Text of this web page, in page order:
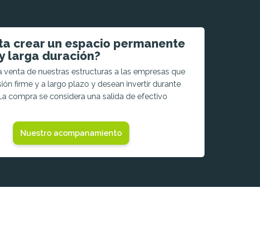
crear un espacio permanente
larga duración?
venta de nuestras estructuras a las empresas que
firme y a largo plazo y desean invertir durante
compra se considera una salida de efectivo
Nuestro acompanamiento